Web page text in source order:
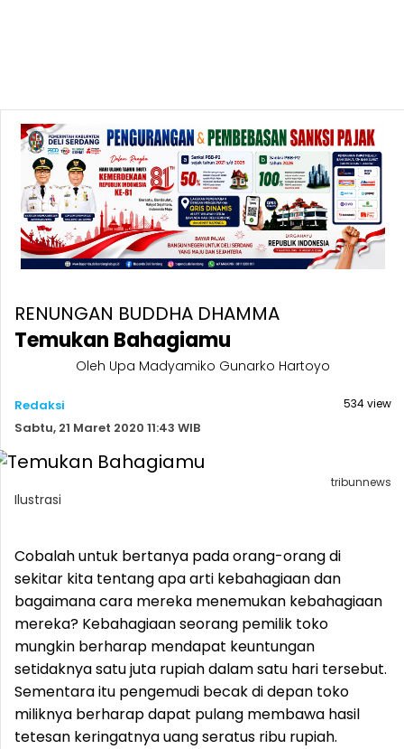
RENUNGAN BUDDHA DHAMMA
Temukan Bahagiamu
Oleh Upa Madyamiko Gunarko Hartoyo
Redaksi
Sabtu, 21 Maret 2020 11:43 WIB
534 view
tribunnews
Ilustrasi
Cobalah untuk bertanya pada orang-orang di
sekitar kita tentang apa arti kebahagiaan dan
bagaimana cara mereka menemukan kebahagiaan
mereka? Kebahagiaan seorang pemilik toko
mungkin berharap mendapat keuntungan
setidaknya satu juta rupiah dalam satu hari tersebut.
Sementara itu pengemudi becak di depan toko
miliknya berharap dapat pulang membawa hasil
tetesan keringatnya uang seratus ribu rupiah.